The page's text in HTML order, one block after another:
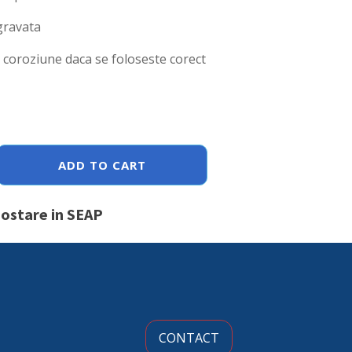
daca se foloseste corect
ADD TO CART
in SEAP
CONTACT